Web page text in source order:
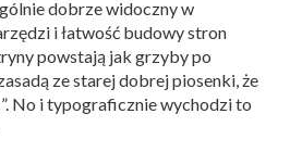
dobrze widoczny w
i łatwość budowy stron
powstają jak grzyby po
ze starej dobrej piosenki, że
No i typograficznie wychodzi to